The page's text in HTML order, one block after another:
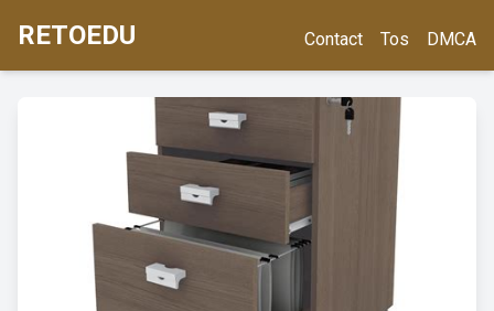
RETOEDU Contact Tos DMCA